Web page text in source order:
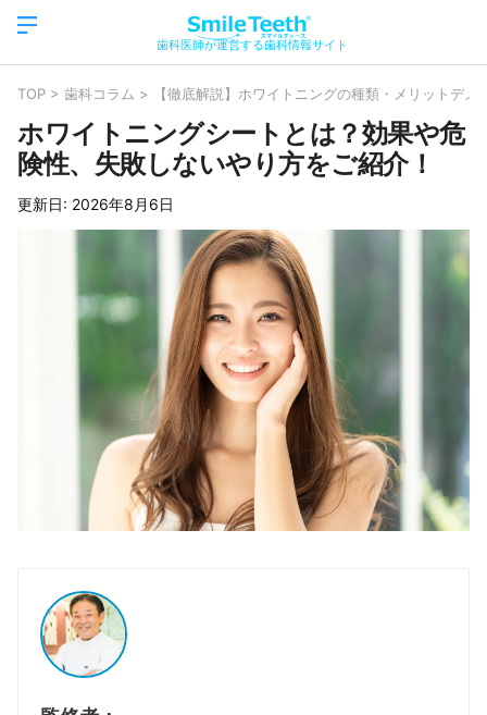
歯科医師が運営する歯科情報サイト
TOP > 歯科コラム > 【徹底解説】ホワイトニングの種類・メリットデ
ホワイトニングシートとは？効果や危
険性、失敗しないやり方をご紹介！
更新日: 2026年8月6日